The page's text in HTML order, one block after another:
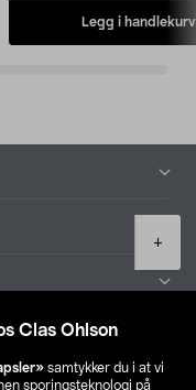
Clas Ohlson
samtykker du i at vi
sporingsteknologi på
+
Legg i handlekurv